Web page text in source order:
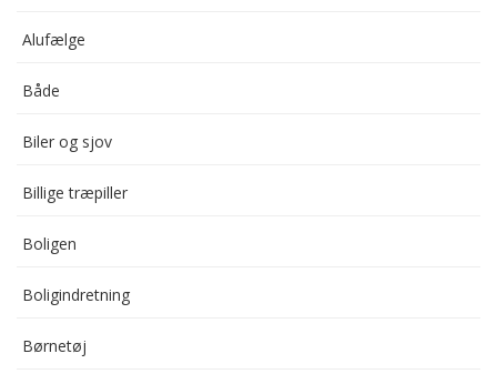
Alufælge
Både
Biler og sjov
Billige træpiller
Boligen
Boligindretning
Børnetøj